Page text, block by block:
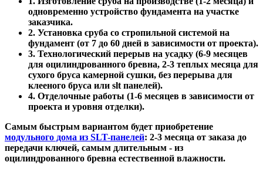
одновременно устройство фундамента на участке
заказчика.
2. Установка сруба со стропильной системой на
фундамент (от 7 до 60 дней в зависимости от проекта).
3. Технологический перерыв на усадку (6-9 месяцев
для оцилиндрованного бревна, 2-3 теплых месяца для
сухого бруса камерной сушки, без перерыва для
клееного бруса или slt панелей).
4. Отделочные работы (1-6 месяцев в зависимости от
проекта и уровня отделки).
Самым быстрым вариантом будет приобретение
модульного дома из SLT-панелей: 2-3 месяца от заказа до
передачи ключей, самым длительным - из
оцилиндрованного бревна естественной влажности.